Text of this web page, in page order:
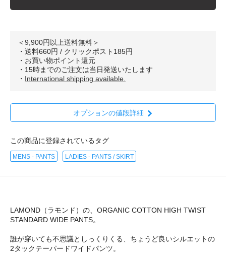
＜9,900円以上送料無料＞
・送料660円 / クリックポスト185円
・ お買い物ポイント還元
・15時までのご注文は当日発送いたします
・ International shipping available.
オプションの値段詳細
この商品に登録されているタグ
MENS - PANTS LADIES - PANTS / SKIRT
LAMOND（ラモンド）の、ORGANIC COTTON HIGH TWIST
STANDARD WIDE PANTS。
誰が穿いても不思議としっくりくる、ちょうど良いシルエットの
2タックテーパードワイドパンツ。